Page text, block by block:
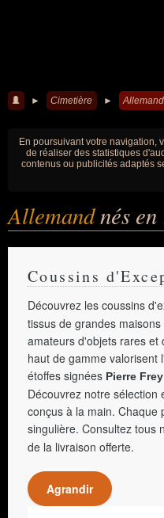
► Cimetière ► Allemand
En poursuivant votre navigation,
de réaliser des statistiques
contenus ou publicités adaptés
Allemandnés
Coussins
Découvrez les coussins
tissus de grandes
amateurs d'objets rares et
haut de gamme valorisent
étoffes signées Pierre Frey
Découvrez notre sélection
conçus à la main. Chaque
singulière. Consultez tous
de la livraison offerte.
Agrandir